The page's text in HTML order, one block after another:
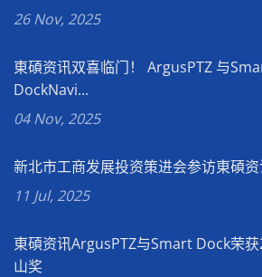
26 Nov, 2025
東碩资讯双喜临门！ ArgusPTZ 与
DockNavi...
04 Nov, 2025
新北市工商发展投资策进会参访東碩
11 Jul, 2025
東碩资讯ArgusPTZ与Smart Dock荣
山奖